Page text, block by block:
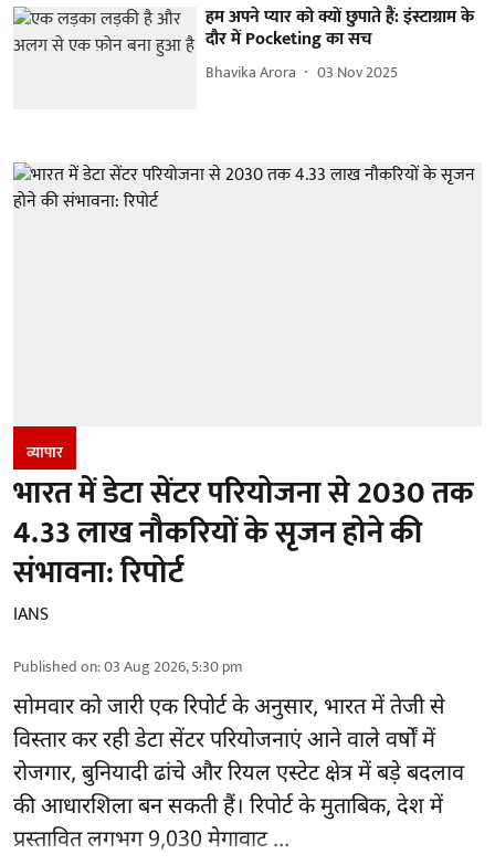
हम अपने प्यार को क्यों छुपाते हैं: इंस्टाग्राम के
दौर में Pocketing का सच
Bhavika Arora 03 Nov 2025
व्यापार
भारत में डेटा सेंटर परियोजना से 2030 तक
4.33 लाख नौकरियों के सृजन होने की
संभावना: रिपोर्ट
IANS
Published on:03 Aug 2026, 5:30 pm
सोमवार को जारी एक रिपोर्ट के अनुसार, भारत में तेजी से
विस्तार कर रही डेटा सेंटर परियोजनाएं आने वाले वर्षों में
रोजगार, बुनियादी ढांचे और रियल एस्टेट क्षेत्र में बड़े बदलाव
की आधारशिला बन सकती हैं। रिपोर्टके मुताबिक, देश में
प्रस्तावित लगभग 9,030 मेगावाट ...